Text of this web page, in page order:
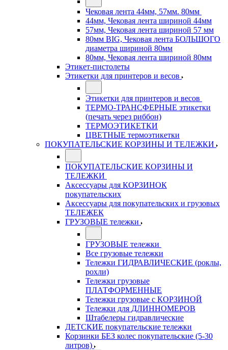
Чековая лента 44мм, 57мм. 80мм
44мм, Чековая лента шириной 44мм
57мм, Чековая лента шириной 57 мм
80мм BIG, Чековая лента БОЛЬШОГО
диаметра шириной 80мм
80мм, Чековая лента шириной 80мм
Этикет-пистолеты
Этикетки для принтеров и весов
Этикетки для принтеров и весов
ТЕРМО-ТРАНСФЕРНЫЕ этикетки
(печать через риббон)
ТЕРМОЭТИКЕТКИ
ЦВЕТНЫЕ термоэтикетки
ПОКУПАТЕЛЬСКИЕ КОРЗИНЫ И ТЕЛЕЖКИ
ПОКУПАТЕЛЬСКИЕ КОРЗИНЫ И
ТЕЛЕЖКИ
Аксессуары для КОРЗИНОК
покупательских
Аксессуары для покупательских и грузовых
ТЕЛЕЖЕК
ГРУЗОВЫЕ тележки
ГРУЗОВЫЕ тележки
Все грузовые тележки
Тележки ГИДРАВЛИЧЕСКИЕ (роклы,
рохли)
Тележки грузовые
ПЛАТФОРМЕННЫЕ
Тележки грузовые с КОРЗИНОЙ
Тележки для ДЛИННОМЕРОВ
Штабелеры гидравлические
ДЕТСКИЕ покупательские тележки
Корзинки БЕЗ колес покупательские (5-30
литров)